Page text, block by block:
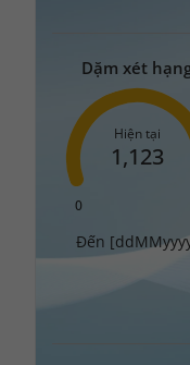
Dặm xét
Hiện tại
1,123
0
Đến